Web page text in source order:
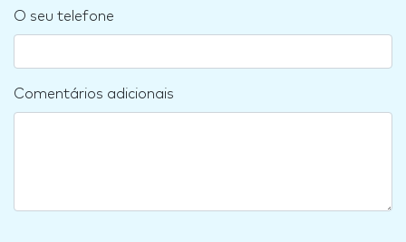
O seu telefone
Comentários adicionais